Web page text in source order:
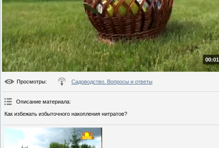
Просмотры: Садоводство. Вопросы и ответы
Описание материала:
Как избежать избыточного накопления нитратов?